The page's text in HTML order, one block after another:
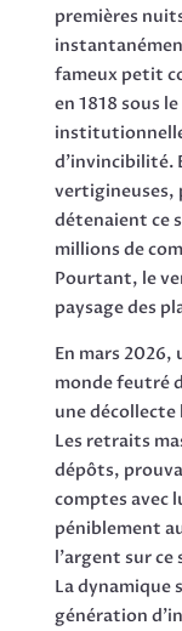
premières
fameux petit
en 1818 sous
institutionnelle
d’invincibilité.
vertigineuses,
détenaient ce
millions de
Pourtant, le
paysage des
En mars 2026,
monde feutré
une décollecte
Les retraits
dépôts,
comptes avec
péniblement
l’argent sur
La dynamique
génération